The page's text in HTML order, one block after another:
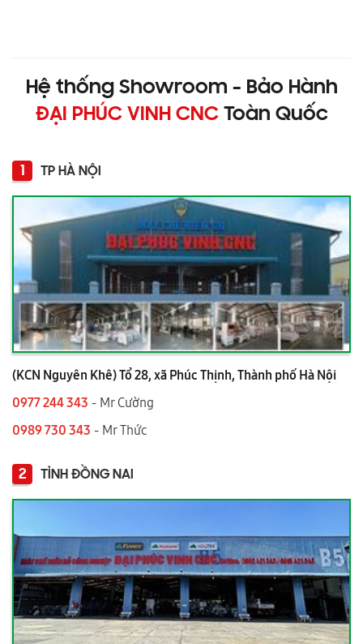
Hệ thống Showroom - Bảo Hành
ĐẠI PHÚC VINH CNCToàn Quốc
1 TP HÀ NỘI
(KCN Nguyên Khê) Tổ 28, xã Phúc Thịnh, Thành phố Hà Nội
0977 244 343 - Mr Cường
0989 730 343 - Mr Thức
2 TỈNH ĐỒNG NAI